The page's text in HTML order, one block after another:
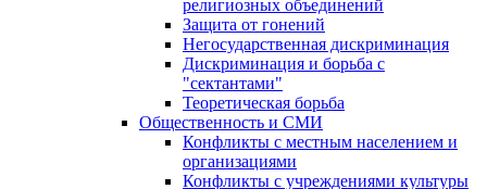
религиозных объединений
Защита от гонений
Негосударственная дискриминация
Дискриминация и борьба с
"сектантами"
Теоретическая борьба
Общественность и СМИ
Конфликты с местным населением и
организациями
Конфликты с учреждениями культуры